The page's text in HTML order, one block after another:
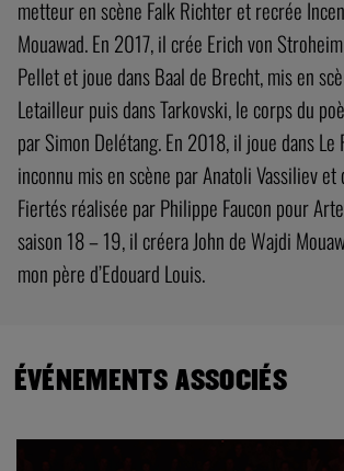
metteur en scène Falk Richter et recrée
Mouawad. En 2017, il crée Erich von
Pellet et joue dans Baal de Brecht, mis en
Letailleur puis dans Tarkovski, le corps du
par Simon Delétang. En 2018, il joue dans Le
inconnu mis en scène par Anatoli Vassiliev et
Fiertés réalisée par Philippe Faucon pour
saison 18 – 19, il créera John de Wajdi
mon père d’Edouard Louis.
ÉVÉNEMENTS ASSOCIÉS